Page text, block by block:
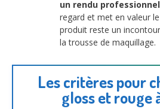
un rendu professionnel
regard et met en valeur
produit reste un
la trousse de maquillage.
Les critères pour
gloss et rouge